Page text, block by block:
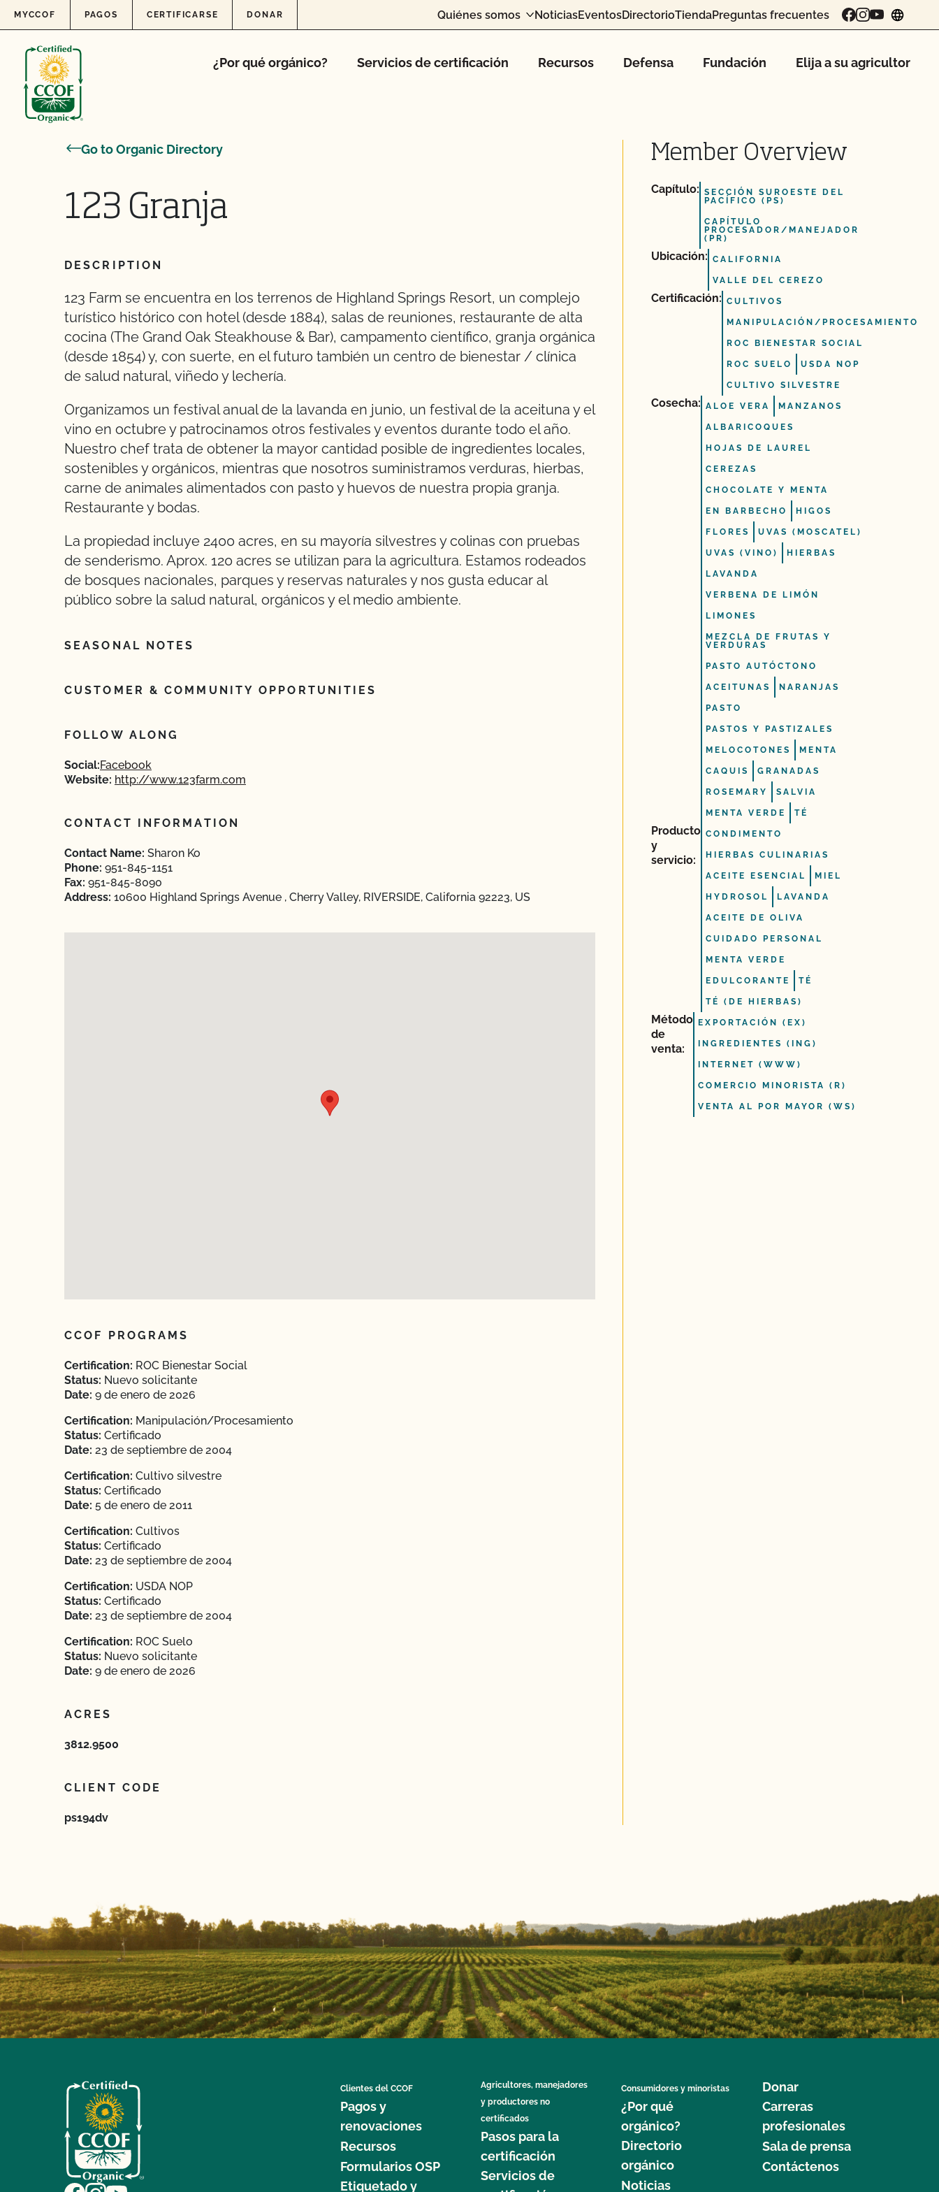
Skip to content
MYCCOF PAGOS CERTIFICARSE DONAR Quiénes somos NoticiasEventosDirectorioTiendaPreguntas frecuentes
¿Por qué orgánico? Servicios de certificación Recursos Defensa Fundación Elija a su agricultor
Go to Organic Directory
123 Granja
DESCRIPTION
123 Farm se encuentra en los terrenos de Highland Springs Resort, un complejo
turístico histórico con hotel (desde 1884), salas de reuniones, restaurante de alta
cocina (The Grand Oak Steakhouse & Bar), campamento científico, granja orgánica
(desde 1854) y, con suerte, en el futuro también un centro de bienestar / clínica
de salud natural, viñedo y lechería.
Organizamos un festival anual de la lavanda en junio, un festival de la aceituna y el
vino en octubre y patrocinamos otros festivales y eventos durante todo el año.
Nuestro chef trata de obtener la mayor cantidad posible de ingredientes locales,
sostenibles y orgánicos, mientras que nosotros suministramos verduras, hierbas,
carne de animales alimentados con pasto y huevos de nuestra propia granja.
Restaurante y bodas.
La propiedad incluye 2400 acres, en su mayoría silvestres y colinas con pruebas
de senderismo. Aprox. 120 acres se utilizan para la agricultura. Estamos rodeados
de bosques nacionales, parques y reservas naturales y nos gusta educar al
público sobre la salud natural, orgánicos y el medio ambiente.
SEASONAL NOTES
CUSTOMER & COMMUNITY OPPORTUNITIES
FOLLOW ALONG
Social:Facebook
Website: http://www.123farm.com
CONTACT INFORMATION
Contact Name: Sharon Ko
Phone: 951-845-1151
Fax: 951-845-8090
Address: 10600 Highland Springs Avenue , Cherry Valley, RIVERSIDE, California 92223, US
CCOF PROGRAMS
Certification: ROC Bienestar Social
Status: Nuevo solicitante
Date: 9 de enero de 2026
Certification: Manipulación/Procesamiento
Status: Certificado
Date: 23 de septiembre de 2004
Certification: Cultivo silvestre
Status: Certificado
Date: 5 de enero de 2011
Certification: Cultivos
Status: Certificado
Date: 23 de septiembre de 2004
Certification: USDA NOP
Status: Certificado
Date: 23 de septiembre de 2004
Certification: ROC Suelo
Status: Nuevo solicitante
Date: 9 de enero de 2026
ACRES
3812.9500
CLIENT CODE
ps194dv
Member Overview
Capítulo: SECCIÓN SUROESTE DEL
PACÍFICO (PS)
CAPÍTULO
PROCESADOR/MANEJADOR
(PR)
Ubicación: CALIFORNIA
VALLE DEL CEREZO
Certificación: CULTIVOS
MANIPULACIÓN/PROCESAMIENTO
ROC BIENESTAR SOCIAL
ROC SUELO USDA NOP
CULTIVO SILVESTRE
Cosecha: ALOE VERA MANZANOS
ALBARICOQUES
HOJAS DE LAUREL
CEREZAS
CHOCOLATE Y MENTA
EN BARBECHO HIGOS
FLORES UVAS (MOSCATEL)
UVAS (VINO) HIERBAS
LAVANDA
VERBENA DE LIMÓN
LIMONES
MEZCLA DE FRUTAS Y
VERDURAS
PASTO AUTÓCTONO
ACEITUNAS NARANJAS
PASTO
PASTOS Y PASTIZALES
MELOCOTONES MENTA
CAQUIS GRANADAS
ROSEMARY SALVIA
MENTA VERDE TÉ
Producto
y
servicio:
CONDIMENTO
HIERBAS CULINARIAS
ACEITE ESENCIAL MIEL
HYDROSOL LAVANDA
ACEITE DE OLIVA
CUIDADO PERSONAL
MENTA VERDE
EDULCORANTE TÉ
TÉ (DE HIERBAS)
Método
de
venta:
EXPORTACIÓN (EX)
INGREDIENTES (ING)
INTERNET (WWW)
COMERCIO MINORISTA (R)
VENTA AL POR MAYOR (WS)
Clientes del CCOF
Pagos y
renovaciones
Recursos
Formularios OSP
Etiquetado y
Agricultores, manejadores
y productores no
certificados
Pasos para la
certificación
Servicios de
Consumidores y minoristas
¿Por qué
orgánico?
Directorio
orgánico
Noticias
Donar
Carreras
profesionales
Sala de prensa
Contáctenos